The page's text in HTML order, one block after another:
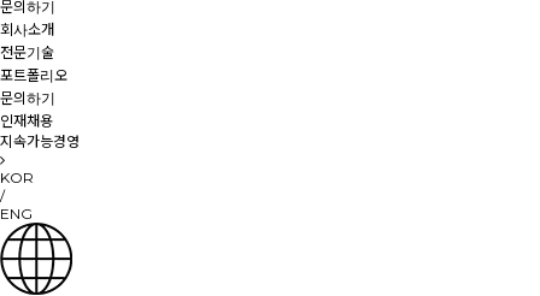
문의하기
회사소개
전문기술
포트폴리오
문의하기
인재채용
지속가능경영
KOR
/
ENG